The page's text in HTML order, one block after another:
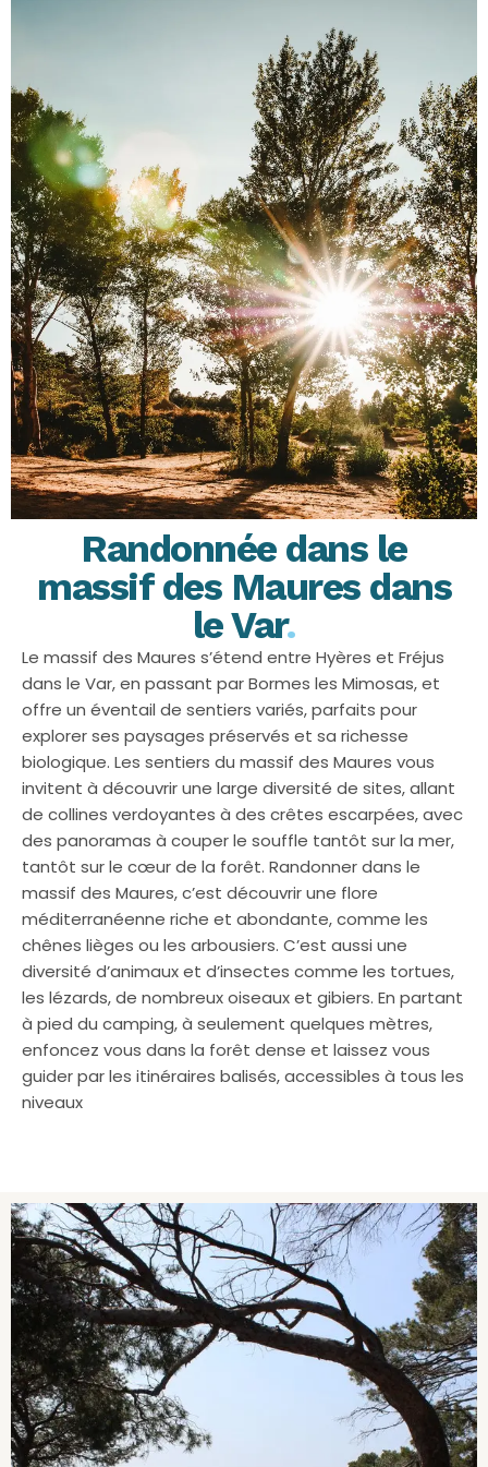
Randonnée dans le
massif des Maures dans
le Var.
Le massif des Maures s’étend entre Hyères et Fréjus
dans le Var, en passant par Bormes les Mimosas, et
offre un éventail de sentiers variés, parfaits pour
explorer ses paysages préservés et sa richesse
biologique. Les sentiers du massif des Maures vous
invitent à découvrir une large diversité de sites, allant
de collines verdoyantes à des crêtes escarpées, avec
des panoramas à couper le souffle tantôt sur la mer,
tantôt sur le cœur de la forêt. Randonner dans le
massif des Maures, c’est découvrir une flore
méditerranéenne riche et abondante, comme les
chênes lièges ou les arbousiers. C’est aussi une
diversité d’animaux et d’insectes comme les tortues,
les lézards, de nombreux oiseaux et gibiers. En partant
à pied du camping, à seulement quelques mètres,
enfoncez vous dans la forêt dense et laissez vous
guider par les itinéraires balisés, accessibles à tous les
niveaux